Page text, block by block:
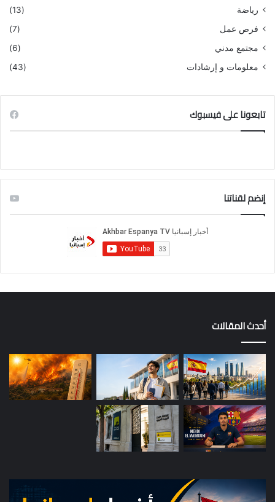
رياضة
(13)
فرص عمل
(7)
مجتمع مدني
(6)
معلومات و إرشادات
(43)
تابعونا على فيسبوك
إنضم لقناتنا
أحدث المقالات